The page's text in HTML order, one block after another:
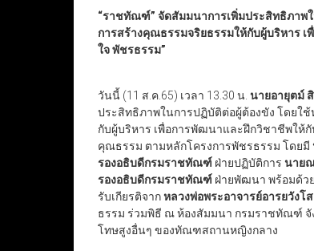
“ราชทัณฑ์” จัดสัมมนาการเพิ่มประสิทธิภาพ
การสร้างคุณธรรมจริยธรรมให้กับผู้บริหาร
ใจ พัชรธรรม”
วันนี้ (11 ส.ค.65) เวลา 13.30 น. นายอายุตม์
ประสิทธิภาพในการปฏิบัติต่อผู้ต้องขัง โดยใ
กับผู้บริหาร เพื่อการพัฒนาและฝึกวิชาชีพให้กั
คุณธรรม ตามหลักโครงการพัชรธรรม โดยมี
รองอธิบดีกรมราชทัณฑ์ ฝ่ายปฏิบัติการ นาย
รองอธิบดีกรมราชทัณฑ์ ฝ่ายพัฒนา พร้อมด้ว
รับเกียรติจากหลวงพ่อพระอาจารย์อารยวังโส
ธรรม ร่วมพิธี ณ ห้องสัมมนา กรมราชทัณฑ์
โทษสูงอื่นๆ ของทัณฑสถานหญิงกลาง